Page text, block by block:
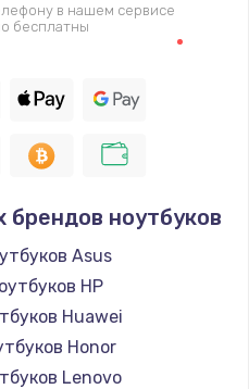
в нашем сервисе
бесплатны
ноутбуков
Asus
HP
Huawei
Honor
Lenovo